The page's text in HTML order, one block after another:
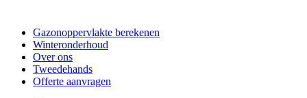
Gazonoppervlakte berekenen
Winteronderhoud
Over ons
Tweedehands
Offerte aanvragen